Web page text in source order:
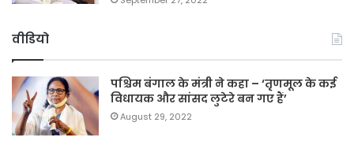
वीडियो
पश्चिम बंगाल के मंत्री ने कहा – ‘तृणमूल के कई
विधायक और सांसद लुटेरे बन गए हैं’
August 29, 2022